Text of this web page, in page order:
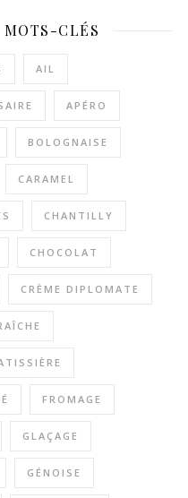
MOTS-CLÉS
AIL
APÉRO
BOLOGNAISE
CARAMEL
CHANTILLY
CHOCOLAT
CRÈME DIPLOMATE
FROMAGE
GLAÇAGE
GÉNOISE